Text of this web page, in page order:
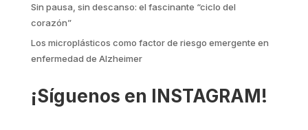
Sin pausa, sin descanso: el fascinante “ciclo del
corazón”
Los microplásticos como factor de riesgo emergente en
enfermedad de Alzheimer
¡Síguenos en INSTAGRAM!